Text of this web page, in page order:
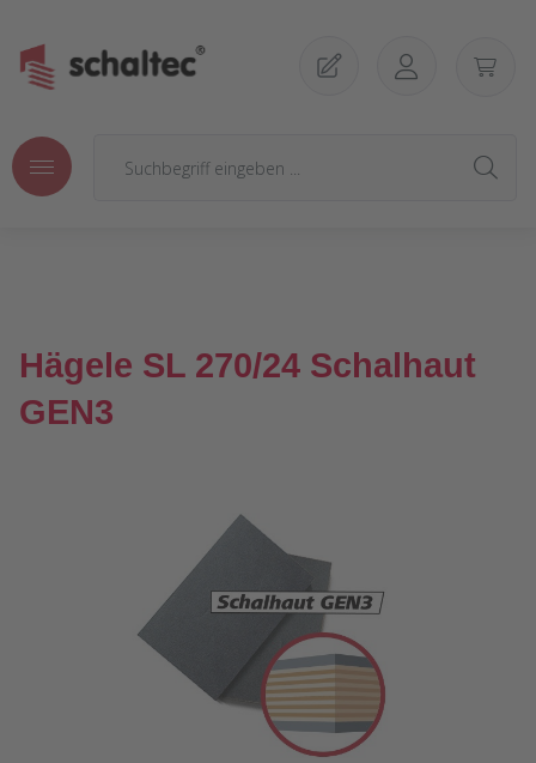
Hägele SL 270/24 Schalhaut
GEN3
Bildergalerie überspringen